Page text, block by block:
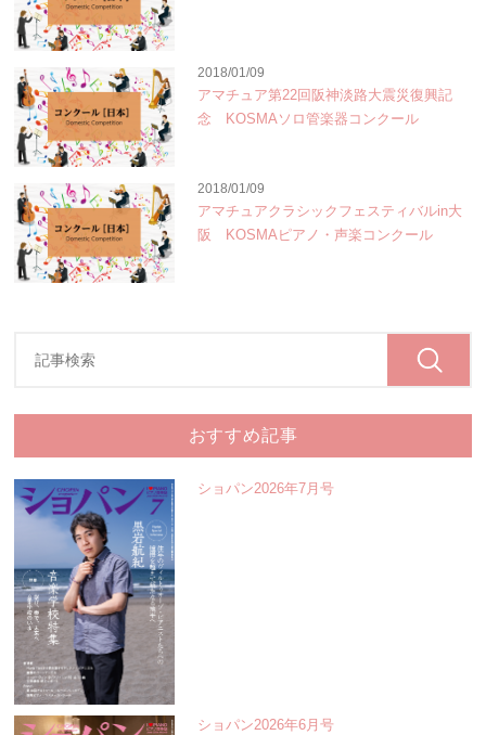
2018/01/09
アマチュア第22回阪神淡路大震災復興記
念 KOSMAソロ管楽器コンクール
2018/01/09
アマチュアクラシックフェスティバルin大
阪 KOSMAピアノ・声楽コンクール
おすすめ記事
ショパン2026年7月号
ショパン2026年6月号